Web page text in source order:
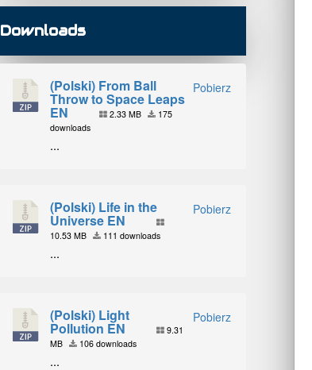
Downloads
Pobierz
(Polski) From Ball
Throw to Space Leaps
EN 2.33 MB
175
downloads
...
Pobierz
(Polski) Life in the
Universe EN
10.53 MB 111 downloads
...
Pobierz
(Polski) Light
Pollution EN
9.31
MB
106 downloads
...